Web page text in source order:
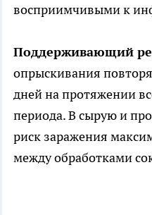
восприимчивыми к
Поддерживающий
опрыскивания
дней на протяжении
периода. В сырую и
риск заражения
между обработками